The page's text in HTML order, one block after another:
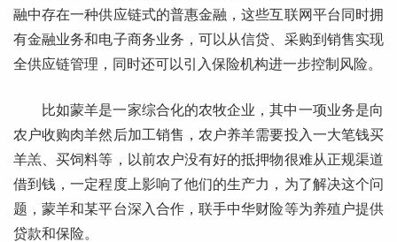
融中存在一种供应链式的普惠金融，这些互联网平台同时拥
有金融业务和电子商务业务，可以从信贷、采购到销售实现
全供应链管理，同时还可以引入保险机构进一步控制风险。
比如蒙羊是一家综合化的农牧企业，其中一项业务是向
农户收购肉羊然后加工销售，农户养羊需要投入一大笔钱买
羊羔、买饲料等，以前农户没有好的抵押物很难从正规渠道
借到钱，一定程度上影响了他们的生产力，为了解决这个问
题，蒙羊和某平台深入合作，联手中华财险等为养殖户提供
贷款和保险。